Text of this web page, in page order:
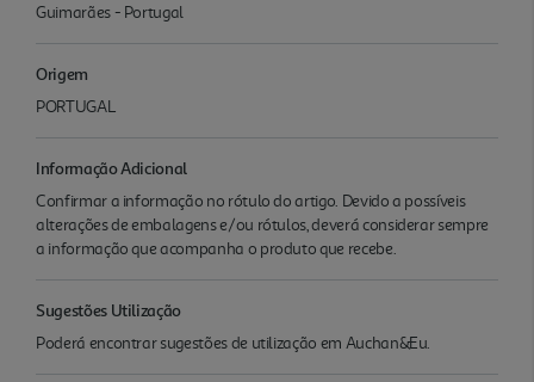
Guimarães - Portugal
Origem
PORTUGAL
Informação Adicional
Confirmar a informação no rótulo do artigo. Devido a possíveis
alterações de embalagens e/ou rótulos, deverá considerar sempre
a informação que acompanha o produto que recebe.
Sugestões Utilização
Poderá encontrar sugestões de utilização em Auchan&Eu.